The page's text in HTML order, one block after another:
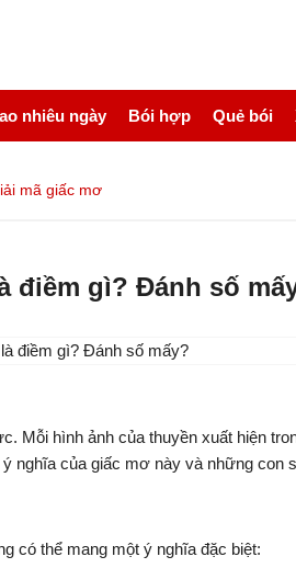
nhiêu ngày Bói hợp Quẻ bói
mã giấc mơ
điềm gì? Đánh số
hình ảnh của thuyền xuất hiện
nghĩa của giấc mơ này và những con
có thể mang một ý nghĩa đặc biệt: